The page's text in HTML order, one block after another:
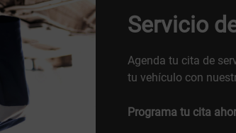
Servicio
Agenda tu cita de
tu vehículo con
Programa tu cita